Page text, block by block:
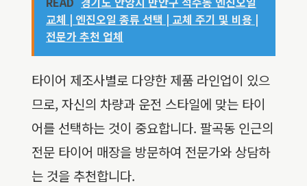
교체 | 엔진오일 종류 선택 | 교체 주기 및 비용 |
전문가 추천 업체
타이어 제조사별로 다양한 제품 라인업이 있으
므로, 자신의 차량과 운전 스타일에 맞는 타이
어를 선택하는 것이 중요합니다. 팔곡동 인근의
전문 타이어 매장을 방문하여 전문가와 상담하
는 것을 추천합니다.